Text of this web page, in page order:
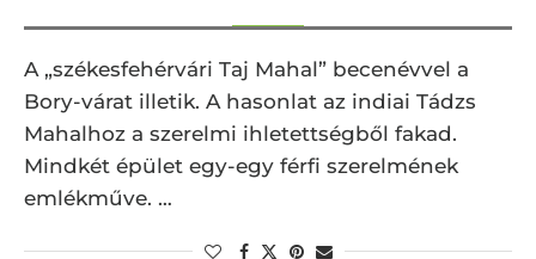
A „székesfehérvári Taj Mahal” becenévvel a
Bory-várat illetik. A hasonlat az indiai Tádzs
Mahalhoz a szerelmi ihletettségből fakad.
Mindkét épület egy-egy férfi szerelmének
emlékműve. …